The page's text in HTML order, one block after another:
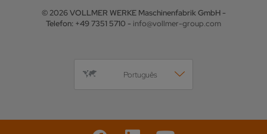
© 2026 VOLLMER WERKE Maschinenfabrik GmbH -
Telefon: +49 7351 5710 - info@vollmer-group.com
Português